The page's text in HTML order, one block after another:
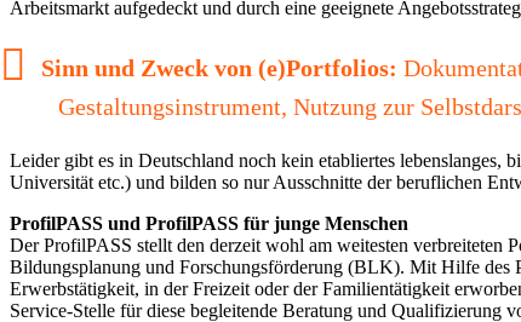
Arbeitsmarkt aufgedeckt und durch eine geeignete
Sinn und Zweck von (e)Portfolios:
Gestaltungsinstrument, Nutzung zur
Leider gibt es in Deutschland noch kein etabliertes lebenslanges,
Universität etc.) und bilden so nur Ausschnitte der beruflichen
ProfilPASS und ProfilPASS für junge Menschen
Der ProfilPASS stellt den derzeit wohl am weitesten verbreiteten
Bildungsplanung und Forschungsförderung (BLK). Mit Hilfe des
Erwerbstätigkeit, in der Freizeit oder der Familientätigkeit
Service-Stelle für diese begleitende Beratung und Qualifizierung